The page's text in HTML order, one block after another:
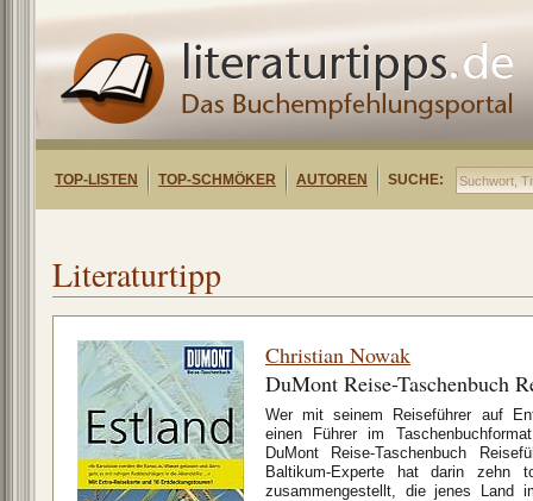
TOP-LISTEN TOP-SCHMÖKER AUTOREN SUCHE:
Literaturtipp
Christian Nowak
DuMont Reise-Taschenbuch
Wer mit seinem Reiseführer auf
einen Führer im
DuMont Reise-Taschenbuch
Baltikum-Experte hat darin zehn
zusammengestellt, die jenes Land